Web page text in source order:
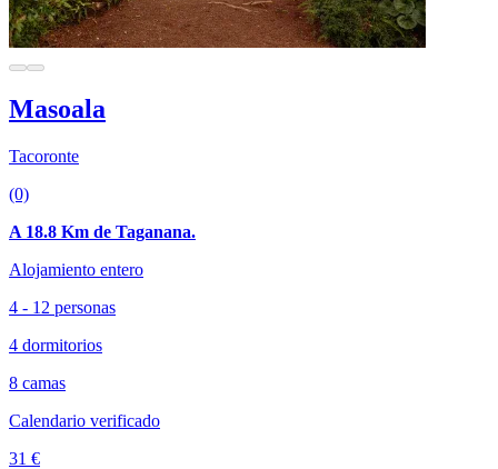
Masoala
Tacoronte
(0)
A 18.8 Km de Taganana.
Alojamiento entero
4 - 12 personas
4 dormitorios
8 camas
Calendario verificado
31 €